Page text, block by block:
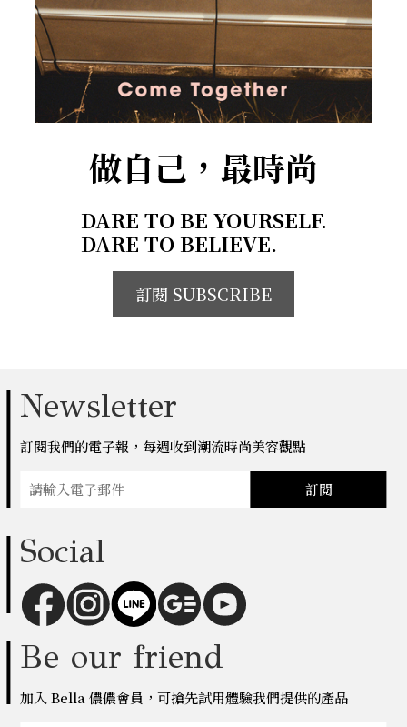
做自己，最時尚
DARE TO BE YOURSELF.
DARE TO BELIEVE.
訂閱 SUBSCRIBE
Newsletter
訂閱我們的電子報，每週收到潮流時尚美容觀點
訂閱
Social
Be our friend
加入 Bella 儂儂會員，可搶先試用體驗我們提供的產品